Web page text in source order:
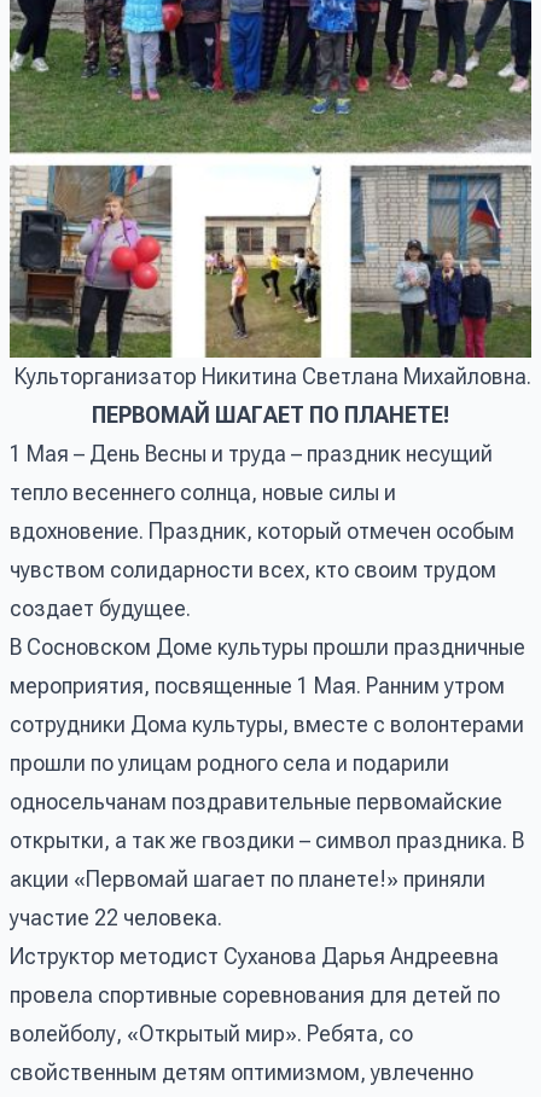
Культорганизатор Никитина Светлана Михайловна.
ПЕРВОМАЙ ШАГАЕТ ПО ПЛАНЕТЕ!
1 Мая – День Весны и труда – праздник несущий
тепло весеннего солнца, новые силы и
вдохновение. Праздник, который отмечен особым
чувством солидарности всех, кто своим трудом
создает будущее.
В Сосновском Доме культуры прошли праздничные
мероприятия, посвященные 1 Мая. Ранним утром
сотрудники Дома культуры, вместе с волонтерами
прошли по улицам родного села и подарили
односельчанам поздравительные первомайские
открытки, а так же гвоздики – символ праздника. В
акции «Первомай шагает по планете!» приняли
участие 22 человека.
Иструктор методист Суханова Дарья Андреевна
провела спортивные соревнования для детей по
волейболу, «Открытый мир». Ребята, со
свойственным детям оптимизмом, увлеченно